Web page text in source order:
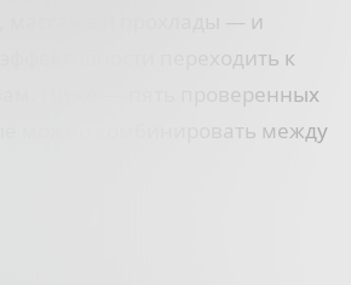
массажа и прохлады — и
переходить к
Ниже — пять проверенных
можно комбинировать между